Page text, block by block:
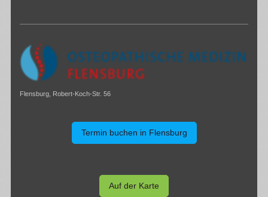
Flensburg, Robert-Koch-Str. 56
Termin buchen in Flensburg
Auf der Karte